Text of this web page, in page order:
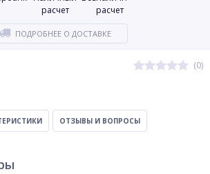
(0)
ПОДРОБНЕЕ О ДОСТАВКЕ
ОТЗЫВЫ И ВОПРОСЫ